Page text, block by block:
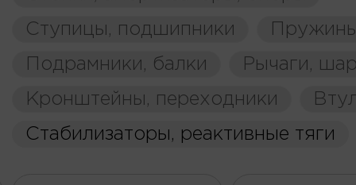
Ступицы, подшипники
Подрамники, балки
Рычаги,
Кронштейны, переходники
Стабилизаторы, реактивные тяги